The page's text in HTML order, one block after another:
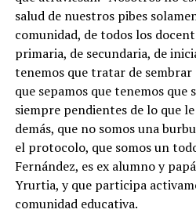
salud de nuestros pibes
comunidad, de todos los
primaria, de secundaria, de
tenemos que tratar de sembrar
que sepamos que tenemos que
siempre pendientes de lo que
demás, que no somos una
el protocolo, que somos un
Fernández, es ex alumno y
Yrurtia, y que participa
comunidad educativa.